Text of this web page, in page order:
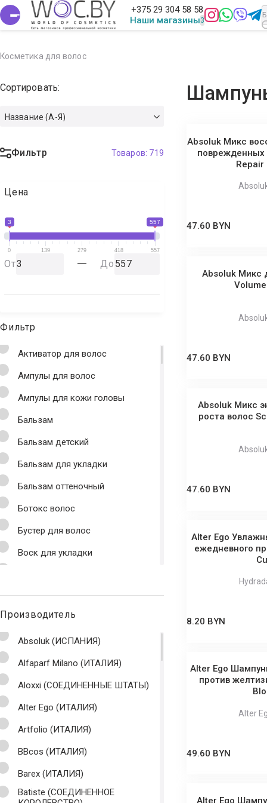
+375 29 304 58 58
Наши магазины
Косметика для волос
Сортировать:
Название (А-Я)
Фильтр Товаров: 719
Цена
3 557
0 139 279 418 557
От До
Фильтр
Активатор для волос
Ампулы для волос
Ампулы для кожи головы
Бальзам
Бальзам детский
Бальзам для укладки
Бальзам оттеночный
Ботокс волос
Бустер для волос
Воск для укладки
Гель для душа
Гель для укладки
Глина для волос
Глина для укладки
Горячее обёртывание
Дозатор
Жидкие кристаллы
Жидкий шелк
Загуститель
Кератиновое выпрямление
Производитель
Absoluk (ИСПАНИЯ)
Alfaparf Milano (ИТАЛИЯ)
Aloxxi (СОЕДИНЕННЫЕ ШТАТЫ)
Alter Ego (ИТАЛИЯ)
Artfolio (ИТАЛИЯ)
BBcos (ИТАЛИЯ)
Barex (ИТАЛИЯ)
Batiste (СОЕДИНЕННОЕ
Absoluk Микс
поврежденных
Repair
47.60 BYN
Absoluk Микс
47.60 BYN
Absoluk Микс
роста волос
47.60 BYN
Alter Ego
ежедневного
8.20 BYN
Alter Ego
против
Alter
49.60 BYN
Alter Ego